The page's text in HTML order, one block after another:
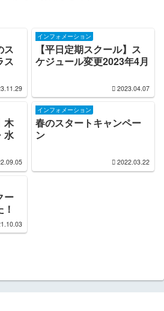
ス
ス
インフォメーション
【平日定期スクール】ス
ケジュール変更2023年4月
2023.04.07
木
水
インフォメーション
春のスタートキャンペー
ン
2022.03.22
ー